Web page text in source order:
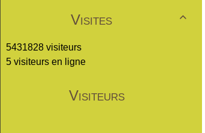

Visites
5431828 visiteurs
5 visiteurs en ligne
Visiteurs